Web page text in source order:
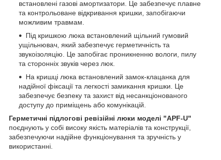
встановлені газові амортизатори. Це забезпечує плавне
та контрольоване відкривання кришки, запобігаючи
можливим травмам.
Під кришкою люка встановлений щільний гумовий
ущільнювач, який забезпечує герметичність та
звукоізоляцію. Це запобігає проникненню вологи, пилу
та сторонніх звуків через люк.
На кришці люка встановлений замок-клацанка для
надійної фіксації та легкості замикання кришки. Це
забезпечує безпеку та захист від несанкціонованого
доступу до приміщень або комунікацій.
Герметичні підлогові ревізійні люки моделі "APF-U"
поєднують у собі високу якість матеріалів та конструкції,
забезпечуючи надійне функціонування та зручність у
використанні.